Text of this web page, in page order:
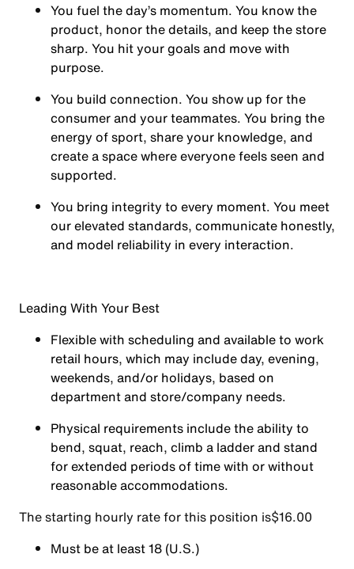
You fuel the day’s momentum. You know the
product, honor the details, and keep the store
sharp. You hit your goals and move with
purpose.
You build connection. You show up for the
consumer and your teammates. You bring the
energy of sport, share your knowledge, and
create a space where everyone feels seen and
supported.
You bring integrity to every moment. You meet
our elevated standards, communicate honestly,
and model reliability in every interaction.
Leading With Your Best
Flexible with scheduling and available to work
retail hours, which may include day, evening,
weekends, and/or holidays, based on
department and store/company needs.
Physical requirements include the ability to
bend, squat, reach, climb a ladder and stand
for extended periods of time with or without
reasonable accommodations.
The starting hourly rate for this position isㅤ$16.00
Must be at least 18 (U.S.)